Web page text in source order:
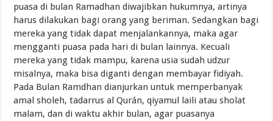
puasa di bulan Ramadhan diwajibkan hukumnya, artinya
harus dilakukan bagi orang yang beriman. Sedangkan bagi
mereka yang tidak dapat menjalankannya, maka agar
mengganti puasa pada hari di bulan lainnya. Kecuali
mereka yang tidak mampu, karena usia sudah udzur
misalnya, maka bisa diganti dengan membayar fidiyah.
Pada Bulan Ramdhan dianjurkan untuk memperbanyak
amal sholeh, tadarrus al Qurán, qiyamul laili atau sholat
malam, dan di waktu akhir bulan, agar puasanya